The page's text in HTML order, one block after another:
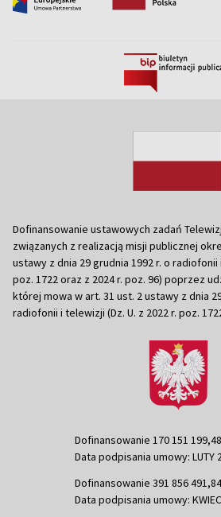
Dofinansowanie ustawowych zadań
związanych z realizacją misji publicznej
ustawy z dnia 29 grudnia 1992 r. o radiofonii
poz. 1722 oraz z 2024 r. poz. 96) poprzez
której mowa w art. 31 ust. 2 ustawy z dnia
radiofonii i telewizji (Dz. U. z 2022 r. poz.
Dofinansowanie 170 151
Data podpisania umowy: LUTY
Dofinansowanie 391 856
Data podpisania umowy: